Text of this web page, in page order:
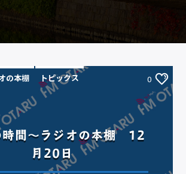
の本棚 トピックス 0
時間～ラジオの本棚 12
月20日